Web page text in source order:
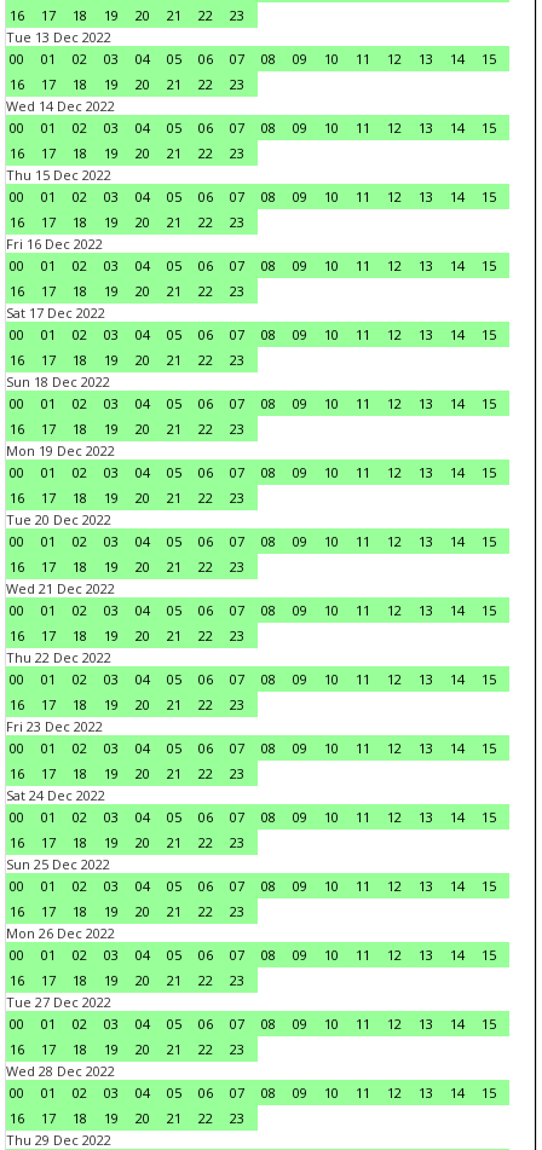
16
17 18 19 20 21 22
23
Tue 13 Dec 2022
00
01 02 03 04 05 06 07 08 09 10 11 12 13 14
15
16
17 18 19 20 21 22
23
Wed 14 Dec 2022
00
01 02 03 04 05 06 07 08 09 10 11 12 13 14
15
16
17 18 19 20 21 22
23
Thu 15 Dec 2022
00
01 02 03 04 05 06 07 08 09 10 11 12 13 14
15
16
17 18 19 20 21 22
23
Fri 16 Dec 2022
00
01 02 03 04 05 06 07 08 09 10 11 12 13 14
15
16
17 18 19 20 21 22
23
Sat 17 Dec 2022
00
01 02 03 04 05 06 07 08 09 10 11 12 13 14
15
16
17 18 19 20 21 22
23
Sun 18 Dec 2022
00
01 02 03 04 05 06 07 08 09 10 11 12 13 14
15
16
17 18 19 20 21 22
23
Mon 19 Dec 2022
00
01 02 03 04 05 06 07 08 09 10 11 12 13 14
15
16
17 18 19 20 21 22
23
Tue 20 Dec 2022
00
01 02 03 04 05 06 07 08 09 10 11 12 13 14
15
16
17 18 19 20 21 22
23
Wed 21 Dec 2022
00
01 02 03 04 05 06 07 08 09 10 11 12 13 14
15
16
17 18 19 20 21 22
23
Thu 22 Dec 2022
00
01 02 03 04 05 06 07 08 09 10 11 12 13 14
15
16
17 18 19 20 21 22
23
Fri 23 Dec 2022
00
01 02 03 04 05 06 07 08 09 10 11 12 13 14
15
16
17 18 19 20 21 22
23
Sat 24 Dec 2022
00
01 02 03 04 05 06 07 08 09 10 11 12 13 14
15
16
17 18 19 20 21 22
23
Sun 25 Dec 2022
00
01 02 03 04 05 06 07 08 09 10 11 12 13 14
15
16
17 18 19 20 21 22
23
Mon 26 Dec 2022
00
01 02 03 04 05 06 07 08 09 10 11 12 13 14
15
16
17 18 19 20 21 22
23
Tue 27 Dec 2022
00
01 02 03 04 05 06 07 08 09 10 11 12 13 14
15
16
17 18 19 20 21 22
23
Wed 28 Dec 2022
00
01 02 03 04 05 06 07 08 09 10 11 12 13 14
15
16
17 18 19 20 21 22
23
Thu 29 Dec 2022